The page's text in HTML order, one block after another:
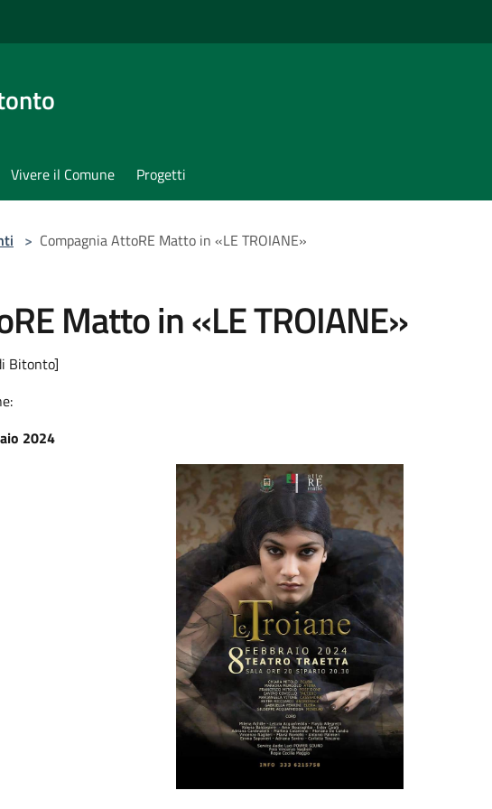
Vivere il Comune Progetti
> Compagnia AttoRE Matto in «LE TROIANE»
Matto in «LE TROIANE»
Bitonto]
2024